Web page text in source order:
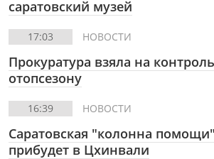
саратовский музей
17:03 НОВОСТИ
Прокуратура взяла на
отопсезону
16:39 НОВОСТИ
Саратовская "колонна
прибудет в Цхинвали